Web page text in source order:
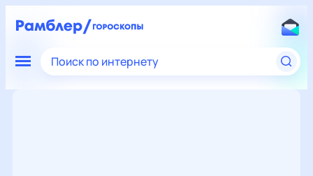
Поиск по интернету